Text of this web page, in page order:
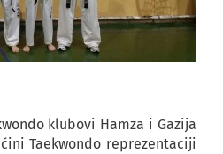
klubovi Hamza i Gazija
Taekwondo reprezentaciji